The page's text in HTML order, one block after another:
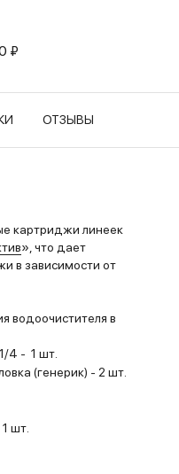
₽
ОТЗЫВЫ
картриджи линеек
», что дает
в зависимости от
водоочистителя в
4 - 1 шт.
(генерик) - 2 шт.
шт.